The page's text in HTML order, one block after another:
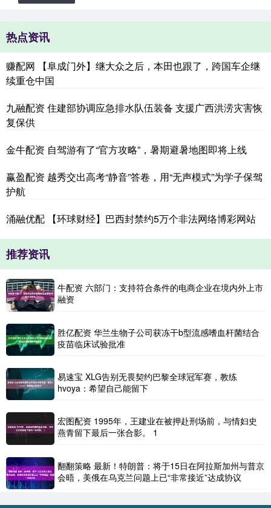
热点资讯
赚配网 【阜成门外】继大众之后，本田也跟了，跨国车企继
续重仓中国
九融配资 住建部协调应急排水队伍装备 支援广西洪涝灾害恢
复保供
金牛配资 自驾游有了“官方攻略”，暑期避暑地图即将上线
赢盈配资 越秀交出高考“静音”答卷，用“无声模式”为学子保驾
护航
涌融优配 【环球财经】巴西封禁约5万个非法网络博彩网站
推荐资讯
牛配资 六部门：支持符合条件的电商企业在境内外上市
融资
胜亿配资 华兰生物子公司获冻干b型流感嗜血杆菌结合
疫苗临床试验批准
易速宝 XLG告别无畏契约巴黎全球冠军赛，教练
hvoya：希望自己能留下
宏图配资 1995年，王建业在被押赴刑场前，与情妇史
燕青留下最后一张合影。 1
翻翻策略 最新！特朗普：将于15日在阿拉斯加州与普京
会晤，美俄在乌克兰问题上已“非常接近”达成协议